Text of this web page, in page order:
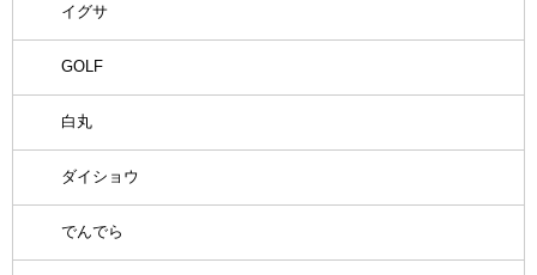
イグサ
GOLF
白丸
ダイショウ
でんでら